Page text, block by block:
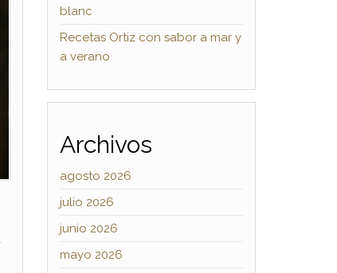
blanc
Recetas Ortiz con sabor a mar y
a verano
Archivos
agosto 2026
julio 2026
junio 2026
mayo 2026